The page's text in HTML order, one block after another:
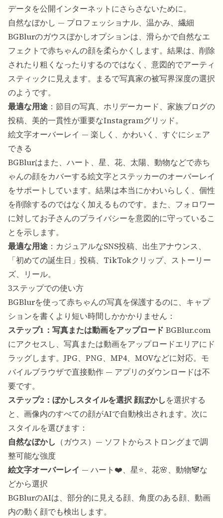
データを公開インターネットにさらさないために。
自然なぼかし — プロフェッショナル、温かみ、繊細
BGBlurのガウスぼかしオプションは、滑らかで自然なエ
フェクトで赤ちゃんの顔を柔らかくします。結果は、削除
されたり粗くなったりするのではなく、意図的でアーティ
スティックに見えます。まるで写真家の被写界深度の選択
のようです。
最適な用途 ：節目の写真、ホリデーカード、家族ブログの
投稿、美的一貫性が重要なInstagramグリッド。
絵文字オーバーレイ — 楽しく、かわいく、すぐにシェア
できる
BGBlurはまた、ハート、星、花、太陽、動物などで赤ち
ゃんの顔をカバーする絵文字とステッカーのオーバーレイ
をサポートしています。結果は本当にかわいらしく、個性
を削除するのではなく加えるものです。また、フォロワー
に対してお子さんのプライバシーを意図的に守っているこ
とを示します。
最適な用途 ：カジュアルなSNS投稿、出生アナウンス、
「初めての誕生日」投稿、TikTokクリップ、ストーリー
ズ、リール。
3ステップでの使い方
BGBlurを使って赤ちゃんの写真を保護するのに、キャプ
ションを書くより短い時間しかかかりません：
ステップ1：写真または動画をアップロード BGBlur.com
にアクセスし、写真または動画をアップロードエリアにド
ラッグします。JPG、PNG、MP4、MOVなどに対応。モ
バイルブラウザで直接動作 — アプリのダウンロードは不
要です。
ステップ2：ぼかしスタイルを選択 顔ぼかしを選択する
と、画像内のすべての顔がAIで自動検出されます。次に
スタイルを選びます：
自然なぼかし （ガウス）— ソフトからストロングまで調
整可能な強度
絵文字オーバーレイ — ハート❤️、星⭐、花🌸、動物🐼な
どから選択
BGBlurのAIは、部分的に見える顔、角度のある顔、動画
内の動く顔でも検出します。